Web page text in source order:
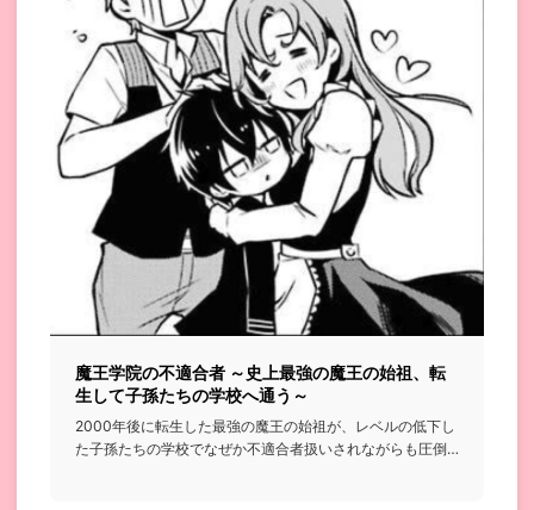
魔王学院の不適合者 ～史上最強の魔王の始祖、転
生して子孫たちの学校へ通う～
2000年後に転生した最強の魔王の始祖が、レベルの低下し
た子孫たちの学校でなぜか不適合者扱いされながらも圧倒